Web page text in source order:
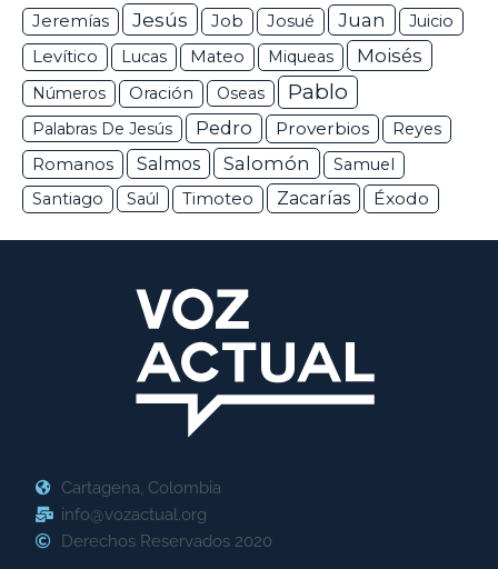
Jeremías Jesús Job Josué Juan
Juicio
Levítico
Lucas Mateo Miqueas Moisés
Números Oración Oseas Pablo
Palabras De Jesús Pedro Proverbios Reyes
Romanos Salmos Salomón
Samuel
Santiago
Saúl Timoteo Zacarías Éxodo
Cartagena, Colombia
info@vozactual.org
Derechos Reservados 2020